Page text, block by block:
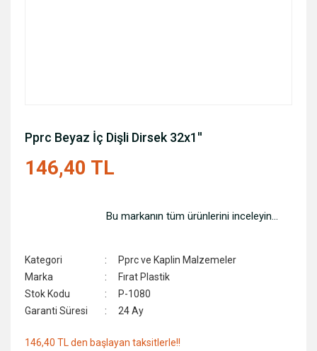
Pprc Beyaz İç Dişli Dirsek 32x1''
146,40 TL
Bu markanın tüm ürünlerini inceleyin...
Kategori
Pprc ve Kaplin Malzemeler
Marka
Fırat Plastik
Stok Kodu
P-1080
Garanti Süresi
24 Ay
146,40 TL den başlayan taksitlerle!!